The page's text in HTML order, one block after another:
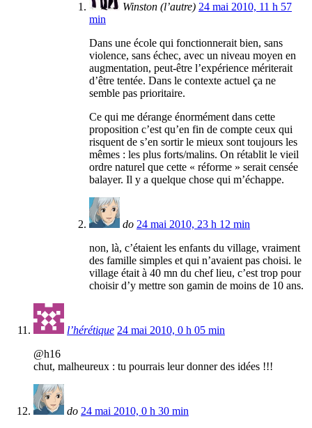
Winston (l’autre) 24 mai 2010, 11 h 57
min
Dans une école qui fonctionnerait bien, sans
violence, sans échec, avec un niveau moyen en
augmentation, peut-être l’expérience mériterait
d’être tentée. Dans le contexte actuel ça ne
semble pas prioritaire.
Ce qui me dérange énormément dans cette
proposition c’est qu’en fin de compte ceux qui
risquent de s’en sortir le mieux sont toujours les
mêmes : les plus forts/malins. On rétablit le vieil
ordre naturel que cette « réforme » serait censée
balayer. Il y a quelque chose qui m’échappe.
do 24 mai 2010, 23 h 12 min
non, là, c’étaient les enfants du village, vraiment
des famille simples et qui n’avaient pas choisi. le
village était à 40 mn du chef lieu, c’est trop pour
choisir d’y mettre son gamin de moins de 10 ans.
l’hérétique 24 mai 2010, 0 h 05 min
@h16
chut, malheureux : tu pourrais leur donner des idées !!!
do 24 mai 2010, 0 h 30 min